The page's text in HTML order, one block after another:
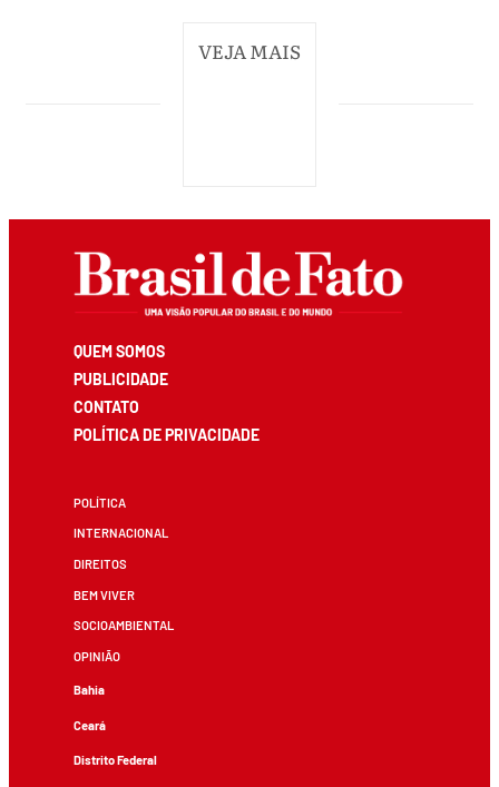
VEJA MAIS
QUEM SOMOS
PUBLICIDADE
CONTATO
POLÍTICA DE PRIVACIDADE
POLÍTICA
INTERNACIONAL
DIREITOS
BEM VIVER
SOCIOAMBIENTAL
OPINIÃO
Bahia
Ceará
Distrito Federal